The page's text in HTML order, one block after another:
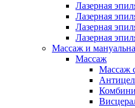
Лазерная
Лазерная
Лазерная
Лазерная
Массаж и
Массаж
Массаж